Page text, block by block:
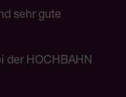
sehr gute
der HOCHBAHN